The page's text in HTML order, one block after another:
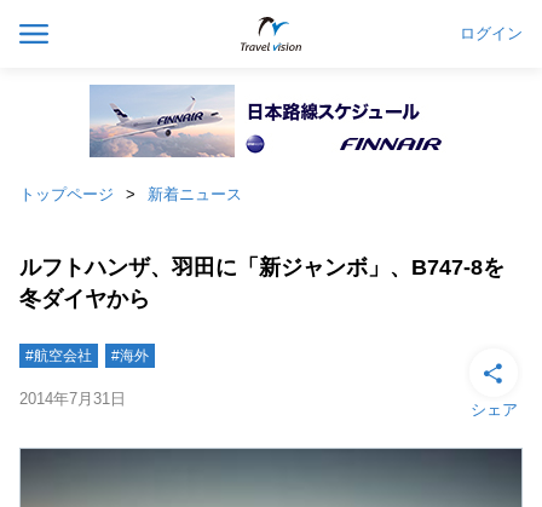
ログイン
トップページ 新着ニュース
ルフトハンザ、羽田に「新ジャンボ」、B747-8を
冬ダイヤから
#航空会社 #海外
2014年7月31日
シェア